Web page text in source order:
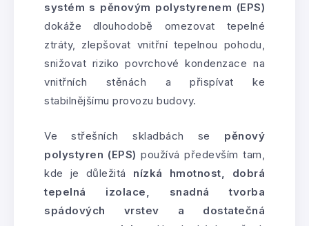
systém s pěnovým polystyrenem (EPS)
dokáže dlouhodobě omezovat tepelné
ztráty, zlepšovat vnitřní tepelnou pohodu,
snižovat riziko povrchové kondenzace na
vnitřních stěnách a přispívat ke
stabilnějšímu provozu budovy.
Ve střešních skladbách se pěnový
polystyren (EPS) používá především tam,
kde je důležitá nízká hmotnost, dobrá
tepelná izolace, snadná tvorba
spádových vrstev a dostatečná